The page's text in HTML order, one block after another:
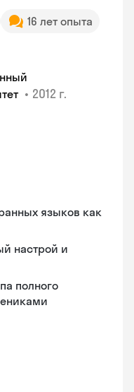
16 лет опыта
• 2012 г.
языков как
настрой и
полного